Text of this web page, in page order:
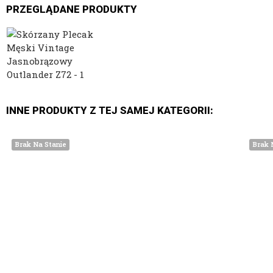
PRZEGLĄDANE PRODUKTY
INNE PRODUKTY Z TEJ SAMEJ KATEGORII:
Brak Na Stanie Brak